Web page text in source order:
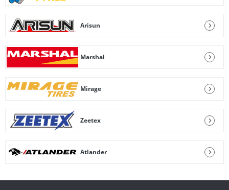
Arisun
Marshal
Mirage
Zeetex
Atlander